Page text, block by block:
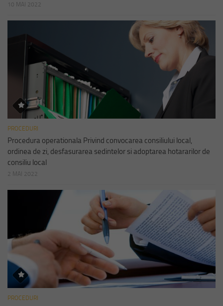
10 MAI 2022
PROCEDURI
Procedura operationala Privind convocarea consiliului local,
ordinea de zi, desfasurarea sedintelor si adoptarea hotararilor de
consiliu local
2 MAI 2022
PROCEDURI